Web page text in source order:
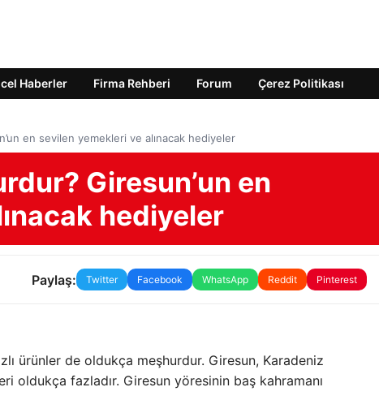
Haberler Firma Rehberi Forum Çerez Politikası
en sevilen yemekleri ve alınacak hediyeler
Giresun’un en
hediyeler
Paylaş: Twitter Facebook WhatsApp Reddit Pinterest
ürünler de oldukça meşhurdur. Giresun, Karadeniz
oldukça fazladır. Giresun yöresinin baş kahramanı